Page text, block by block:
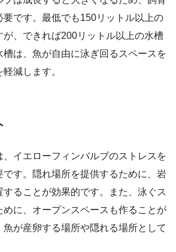
要です。最低でも150リットル以上の
が、できれば200リットル以上の水槽
槽は、魚が自由に泳ぎ回るスペースを
減します。
、イエローフィンバルブのストレスを
です。隠れ場所を提供するために、岩
ることが効果的です。また、泳ぐス
めに、オープンスペースも作ることが
が産卵する場所や隠れる場所として